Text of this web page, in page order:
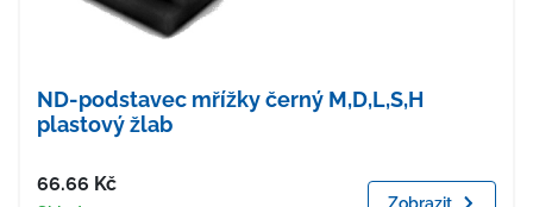
ND-podstavec mřížky černý M,D,L,S,H
plastový žlab
Cena
66.66 Kč
Zobrazit